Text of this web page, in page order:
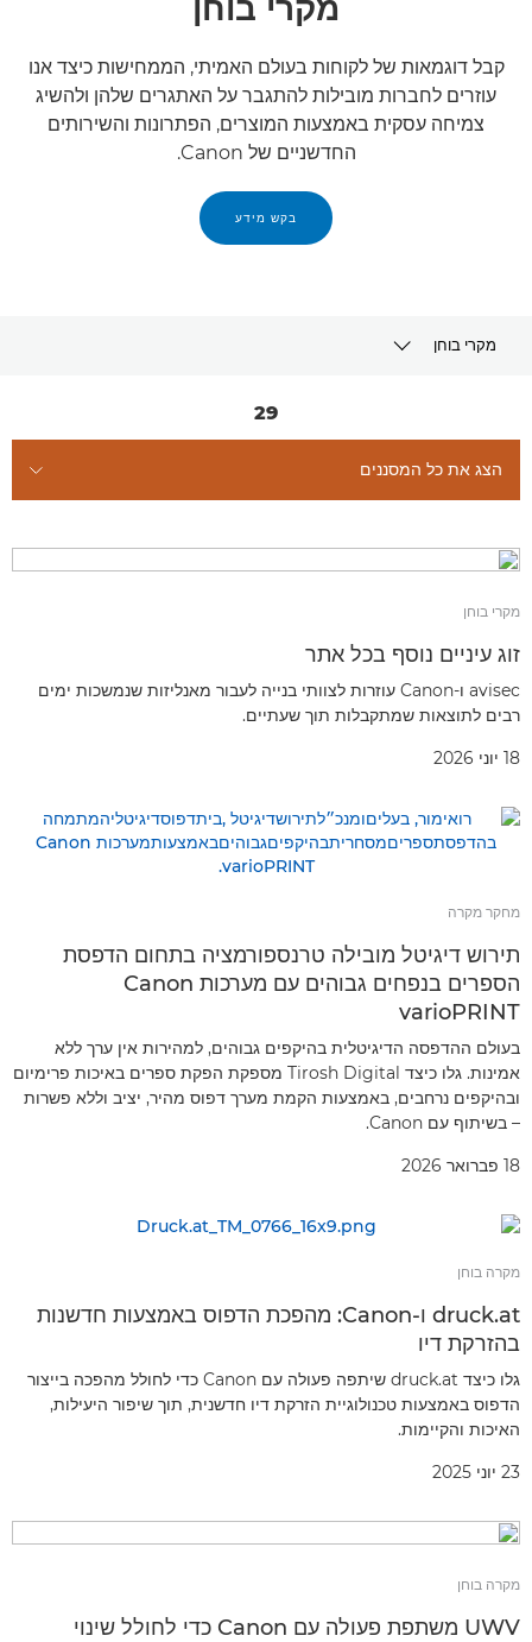
מקרי בוחן
קבל דוגמאות של לקוחות בעולם האמיתי, הממחישות כיצד אנו
עוזרים לחברות מובילות להתגבר על האתגרים שלהן ולהשיג
צמיחה עסקית באמצעות המוצרים, הפתרונות והשירותים
החדשניים של Canon.
בקש מידע
מקרי בוחן
מאמרים
29
הצג את כל המסננים
מקרי בוחן
זוג עיניים נוסף בכל אתר
avisec ו-Canon עוזרות לצוותי בנייה לעבור מאנליזות שנמשכות ימים
רבים לתוצאות שמתקבלות תוך שעתיים.
18 יוני 2026
מחקר מקרה
תירוש דיגיטל מובילה טרנספורמציה בתחום הדפסת
הספרים בנפחים גבוהים עם מערכות Canon
varioPRINT
בעולם ההדפסה הדיגיטלית בהיקפים גבוהים, למהירות אין ערך ללא
אמינות. גלו כיצד Tirosh Digital מספקת הפקת ספרים באיכות פרימיום
ובהיקפים נרחבים, באמצעות הקמת מערך דפוס מהיר, יציב וללא פשרות
– בשיתוף עם Canon.
18 פברואר 2026
מקרה בוחן
druck.at ו-Canon: מהפכת הדפוס באמצעות חדשנות
בהזרקת דיו
גלו כיצד druck.at שיתפה פעולה עם Canon כדי לחולל מהפכה בייצור
הדפוס באמצעות טכנולוגיית הזרקת דיו חדשנית, תוך שיפור היעילות,
האיכות והקיימות.
23 יוני 2025
מקרה בוחן
UWV משתפת פעולה עם Canon כדי לחולל שינוי